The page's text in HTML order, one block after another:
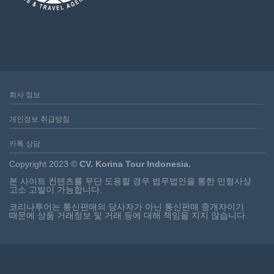
회사 정보
개인정보 취급방침
카톡 상담
Copyright 2023 © CV. Korina Tour Indonesia.
본 사이트 컨텐츠를 무단 도용할 경우 법무법인을 통한 민형사상
고소 고발이 가능합니다.
코리나투어는 통신판매의 당사자가 아닌 통신판매 중개자이기
때문에 상품 거래정보 및 거래 등에 대해 책임을 지지 않습니다.